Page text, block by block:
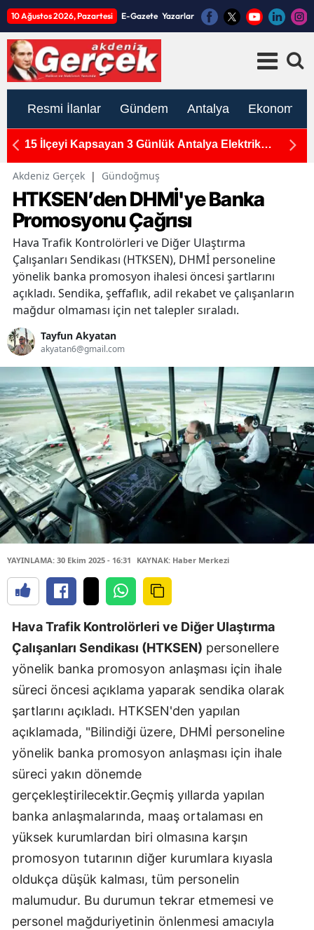
10 Ağustos 2026, Pazartesi E-Gazete Yazarlar
Resmi İlanlar Gündem Antalya Ekonomi
15 İlçeyi Kapsayan 3 Günlük Antalya Elektrik
Akdeniz Gerçek | Gündoğmuş
HTKSEN’den DHMİ'ye Banka
Promosyonu Çağrısı
Hava Trafik Kontrolörleri ve Diğer Ulaştırma
Çalışanları Sendikası (HTKSEN), DHMİ personeline
yönelik banka promosyon ihalesi öncesi şartlarını
açıkladı. Sendika, şeffaflık, adil rekabet ve çalışanların
mağdur olmaması için net talepler sıraladı.
Tayfun Akyatan
akyatan6@gmail.com
YAYINLAMA: 30 Ekim 2025 - 16:31 KAYNAK: Haber Merkezi
Hava Trafik Kontrolörleri ve Diğer Ulaştırma
Çalışanları Sendikası (HTKSEN) personellere
yönelik banka promosyon anlaşması için ihale
süreci öncesi açıklama yaparak sendika olarak
şartlarını açıkladı. HTKSEN'den yapılan
açıklamada, "Bilindiği üzere, DHMİ personeline
yönelik banka promosyon anlaşması için ihale
süreci yakın dönemde
gerçekleştirilecektir.Geçmiş yıllarda yapılan
banka anlaşmalarında, maaş ortalaması en
yüksek kurumlardan biri olmasına karşın
promosyon tutarının diğer kurumlara kıyasla
oldukça düşük kalması, tüm personelin
malumudur. Bu durumun tekrar etmemesi ve
personel mağduriyetinin önlenmesi amacıyla